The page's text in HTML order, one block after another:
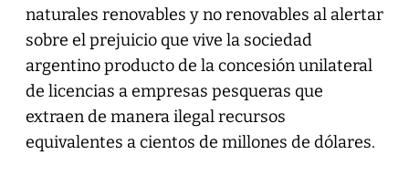
naturales renovables y no renovables al alertar
sobre el prejuicio que vive la sociedad
argentino producto de la concesión unilateral
de licencias a empresas pesqueras que
extraen de manera ilegal recursos
equivalentes a cientos de millones de dólares.